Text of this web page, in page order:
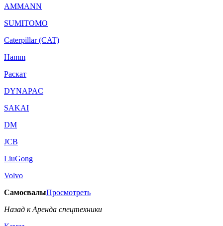
AMMANN
SUMITOMO
Caterpillar (CAT)
Hamm
Раскат
DYNAPAC
SAKAI
DM
JCB
LiuGong
Volvo
СамосвалыПросмотреть
Назад к Аренда спецтехники